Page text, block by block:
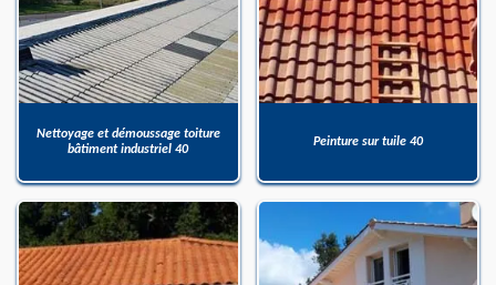
Nettoyage et démoussage toiture
bâtiment industriel 40
Peinture sur tuile 40